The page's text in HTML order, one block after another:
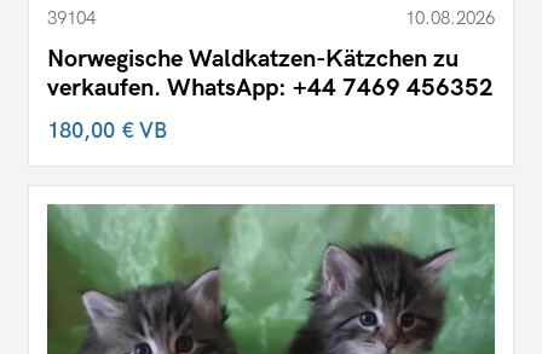
39104 10.08.2026
Norwegische Waldkatzen-Kätzchen zu
verkaufen. WhatsApp: +44 7469 456352
180,00 €VB